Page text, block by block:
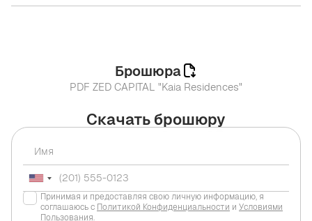
Скачать брошюру
Принимая и предоставляя свою личную информацию, я
соглашаюсь с Политикой Конфиденциальности и Условиями
Пользования.
Брошюра
PDF ZED CAPITAL "Kaia Residences"